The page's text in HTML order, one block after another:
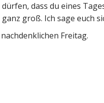
dass du eines
groß. Ich sage euch
Freitag.